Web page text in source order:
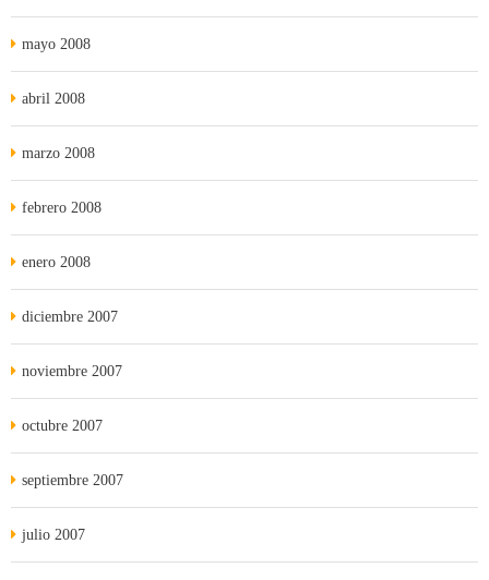
mayo 2008
abril 2008
marzo 2008
febrero 2008
enero 2008
diciembre 2007
noviembre 2007
octubre 2007
septiembre 2007
julio 2007